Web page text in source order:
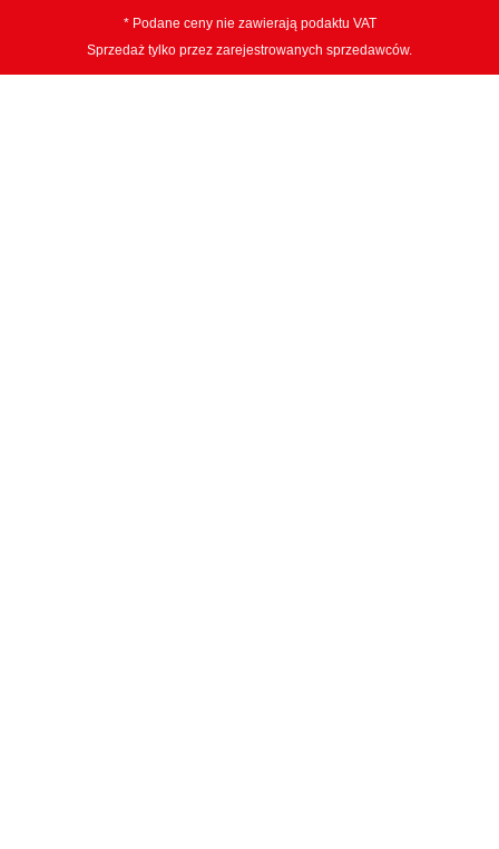
* Podane ceny nie zawierają podaktu VAT
Sprzedaż tylko przez zarejestrowanych sprzedawców.